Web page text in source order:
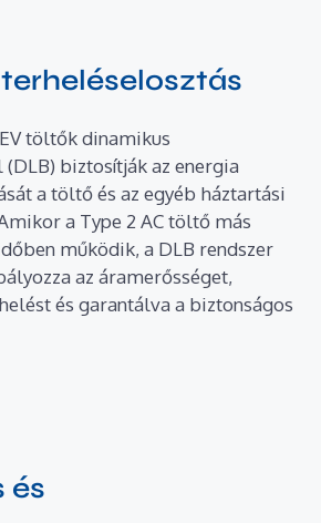
töltők dinamikus
biztosítják az energia
a töltő és az egyéb háztartási
a Type 2 AC töltő más
működik, a DLB rendszer
az áramerősséget,
és garantálva a biztonságos
és